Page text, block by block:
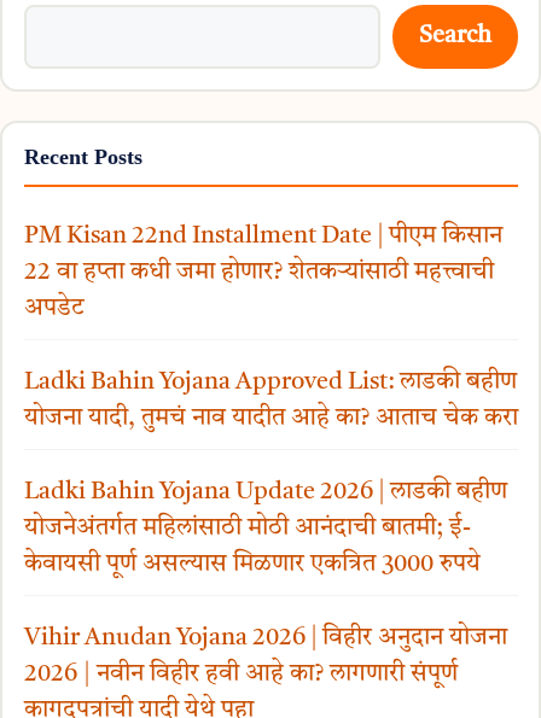
Search
Recent Posts
PM Kisan 22nd Installment Date | पीएम किसान
22 वा हप्ता कधी जमा होणार? शेतकऱ्यांसाठी महत्त्वाची
अपडेट
Ladki Bahin Yojana Approved List: लाडकी बहीण
योजना यादी, तुमचं नाव यादीत आहे का? आताच चेक करा
Ladki Bahin Yojana Update 2026 | लाडकी बहीण
योजनेअंतर्गत महिलांसाठी मोठी आनंदाची बातमी; ई-
केवायसी पूर्ण असल्यास मिळणार एकत्रित 3000 रुपये
Vihir Anudan Yojana 2026 | विहीर अनुदान योजना
2026 | नवीन विहीर हवी आहे का? लागणारी संपूर्ण
कागदपत्रांची यादी येथे पहा